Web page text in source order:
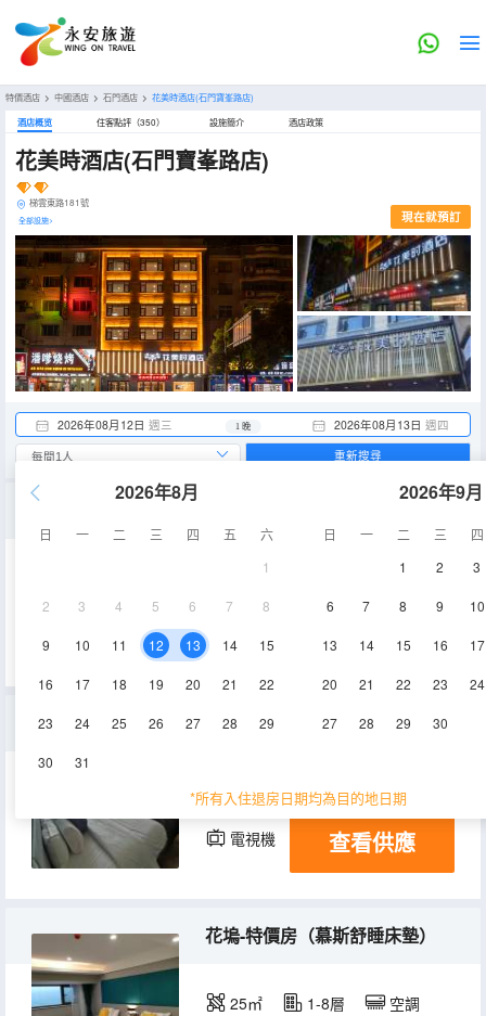
特價酒店 > 中國酒店 > 石門酒店 > 花美時酒店(石門寶峯路店)
酒店概览 住客點評（350） 設施簡介 酒店政策
花美時酒店(石門寶峯路店)
梯雲東路181號
全部設施> 現在就預訂
2026年08月12日 週三 2026年08月13日 週四
1 晚
2026年8月
日 一 二 三 四 五
六
1
2 3 4 5 6 7 8
9 10 11 12 13 14 15
16 17 18 19 20 21 22
23 24 25 26 27 28 29
30 31
2026年9月
日 一 二 三
四
1
2 3
6 7 8 9 10
13 14 15 16 17
20 21 22 23 24
27 28 29 30
*所有入住退房日期均為目的地日期
重新搜尋
空調
優享雙床房（慕斯舒睡床墊）
23-25㎡ 5層 空調
電視機 查看供應
花塢-特價房（慕斯舒睡床墊）
25㎡ 1-8層 空調